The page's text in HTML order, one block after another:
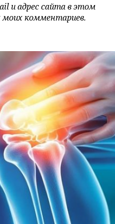
и адрес сайта в этом
моих комментариев.